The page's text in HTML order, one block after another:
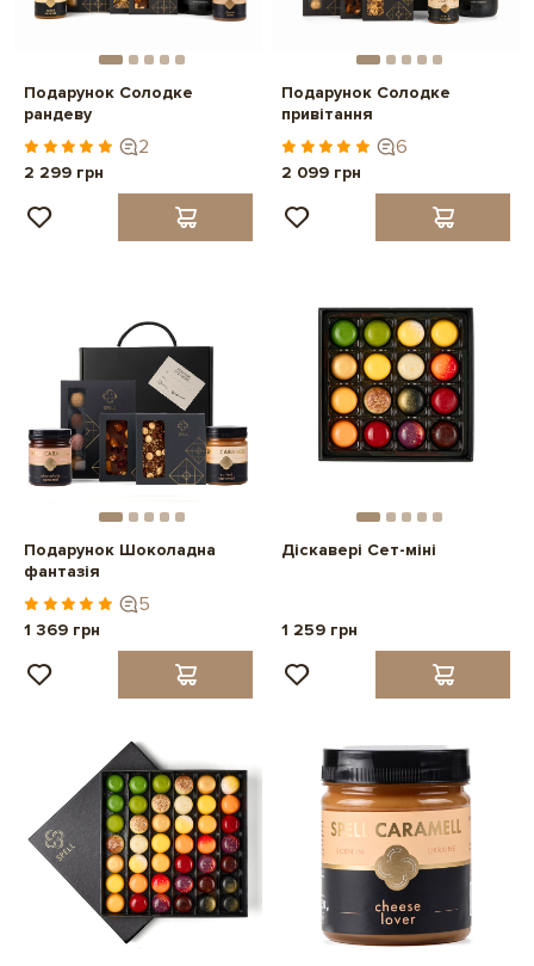
Подарунок Солодке
рандеву
2
2 299 грн
Подарунок Солодке
привітання
6
2 099 грн
Подарунок Шоколадна
фантазія
5
1 369 грн
Діскавері Сет-міні
1 259 грн